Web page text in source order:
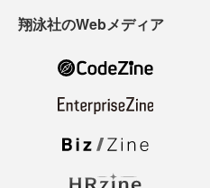
翔泳社のWebメディア